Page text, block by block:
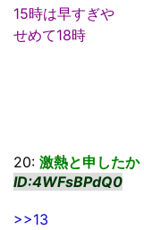
15時は早すぎや
せめて18時
20: 激熱と申したか
ID:4WFsBPdQ0
>>13